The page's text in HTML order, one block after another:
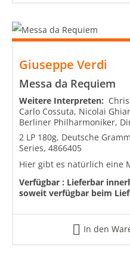
Giuseppe Verdi
Messa da Requiem
Weitere Interpreten:
Carlo Cossuta, Nicolai
Berliner Philharmoniker,
2 LP 180g, Deutsche
Series, 4866405
Hier gibt es natürlich eine
Verfügbar : Lieferbar
soweit verfügbar beim
In den